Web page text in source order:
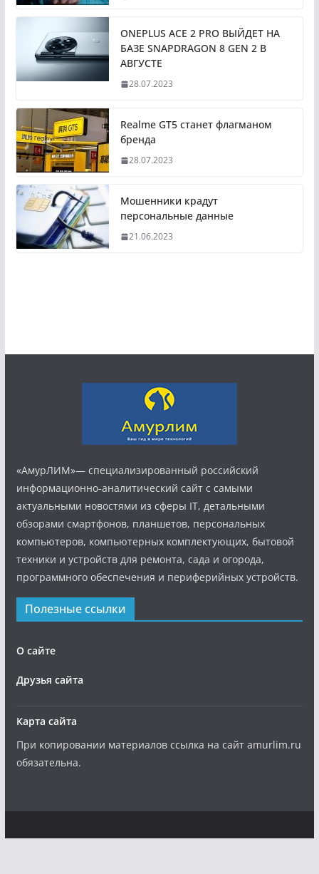
ONEPLUS ACE 2 PRO ВЫЙДЕТ НА
БАЗЕ SNAPDRAGON 8 GEN 2 В
АВГУСТЕ
28.07.2023
Realme GT5 станет флагманом
бренда
28.07.2023
Мошенники крадут
персональные данные
21.06.2023
«АмурЛИМ»— специализированный российский
информационно-аналитический сайт с самыми
актуальными новостями из сферы IT, детальными
обзорами смартфонов, планшетов, персональных
компьютеров, компьютерных комплектующих, бытовой
техники и устройств для ремонта, сада и огорода,
программного обеспечения и периферийных устройств.
Полезные ссылки
О сайте
Друзья сайта
Карта сайта
При копировании материалов ссылка на сайт amurlim.ru
обязательна.